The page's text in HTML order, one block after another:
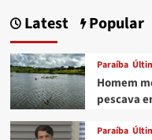
Latest Popular
Paraíba
Homem
pescava
Paraíba